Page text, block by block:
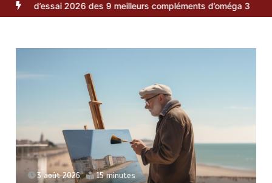
9 meilleurs compléments d’oméga 3 Alimentation équilibrée
1 août 2026 14 minutes